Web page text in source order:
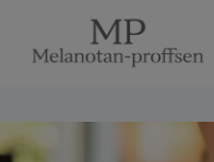
content